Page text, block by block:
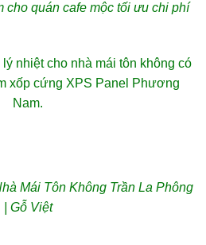
cho quán cafe mộc tối ưu chi phí
Mái Tôn Không Trần La Phông
| Gỗ Việt